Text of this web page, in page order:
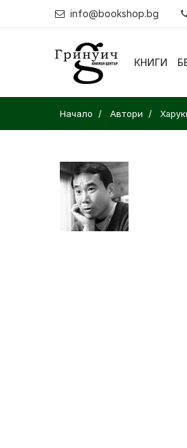
info@bookshop.bg
КНИГИ
Начало Автори